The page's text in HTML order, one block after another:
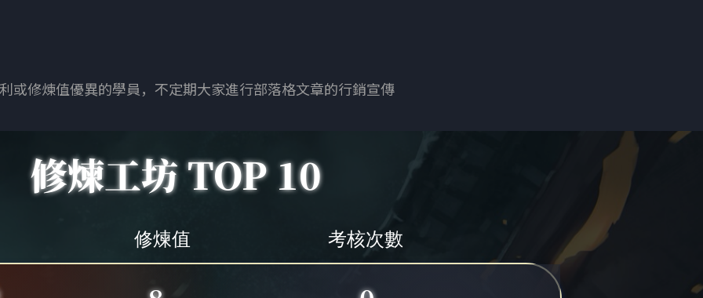
或修煉值優異的學員，不定期大家進行部落格文章的行銷宣傳
修煉工坊 TOP 10
修煉值 考核次數